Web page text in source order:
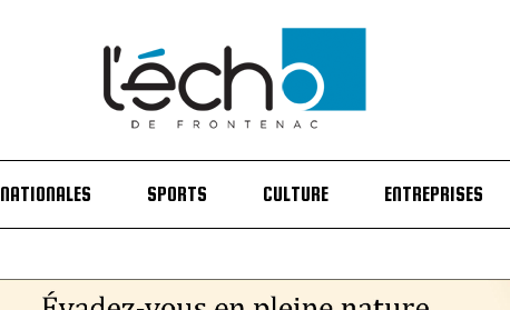
NATIONALES SPORTS CULTURE ENTREPRISES